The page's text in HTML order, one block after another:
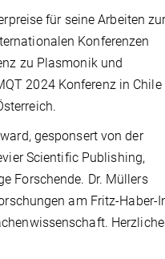
für seine Arbeiten
Konferenzen
zu Plasmonik und
2024 Konferenz in Chile
gesponsert von der
Scientific Publishing,
Forschende. Dr. Müllers
am Fritz-